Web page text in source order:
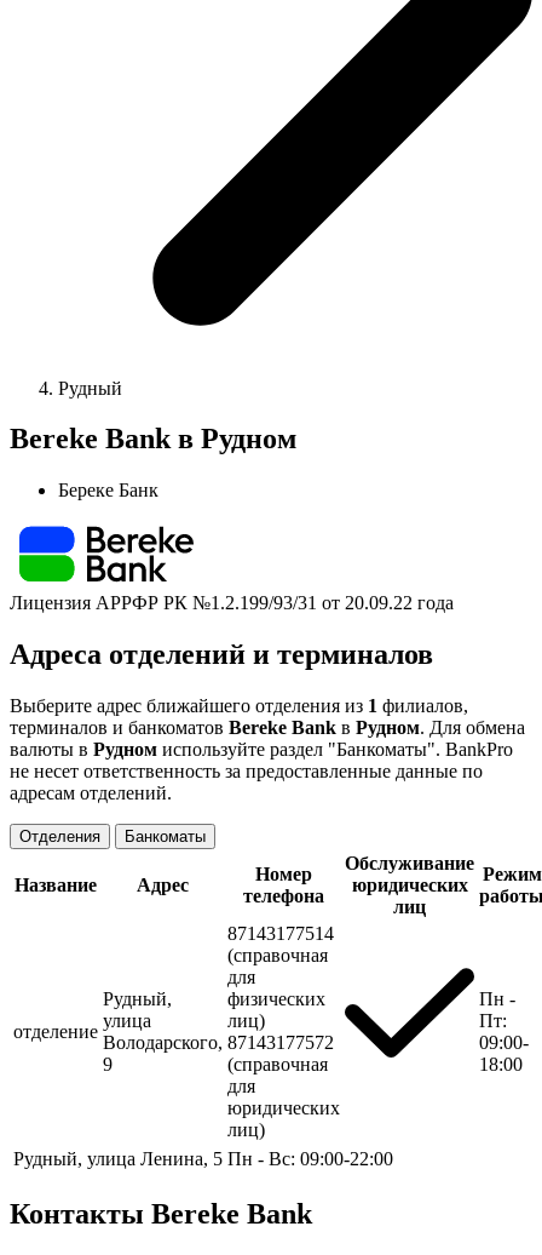
Рудный
Bereke Bank в Рудном
Береке Банк
Лицензия АРРФР РК №1.2.199/93/31 от 20.09.22 года
Адреса отделений и терминалов
Выберите адрес ближайшего отделения из 1 филиалов,
терминалов и банкоматов Bereke Bank в Рудном. Для обмена
валюты в Рудном используйте раздел "Банкоматы". BankPro
не несет ответственность за предоставленные данные по
адресам отделений.
Отделения Банкоматы
Название Адрес
Номер
телефона
Обслуживание
юридических
лиц
Режим
отделение
Рудный,
улица
Володарского,
9
87143177514
(справочная
для
физических
лиц)
87143177572
(справочная
для
юридических
лиц)
Пн -
Пт:
09:00-
18:00
Рудный, улица Ленина, 5 Пн - Вс: 09:00-22:00
Контакты Bereke Bank